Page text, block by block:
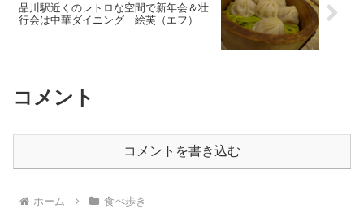
品川駅近くのレトロな空間で新年会＆壮
行会は中華ダイニング 絵芙（エフ）
コメント
コメントを書き込む
ホーム 食べ歩き